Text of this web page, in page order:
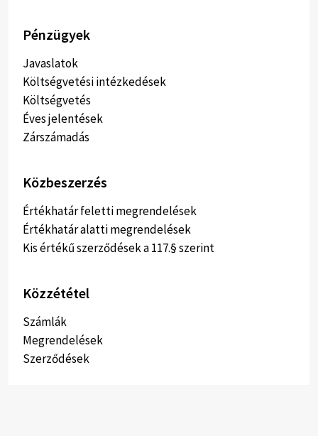
Pénzügyek
Javaslatok
Költségvetési intézkedések
Költségvetés
Éves jelentések
Zárszámadás
Közbeszerzés
Értékhatár feletti megrendelések
Értékhatár alatti megrendelések
Kis értékű szerződések a 117.§ szerint
Közzététel
Számlák
Megrendelések
Szerződések